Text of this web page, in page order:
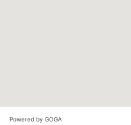
Powered by GOGA